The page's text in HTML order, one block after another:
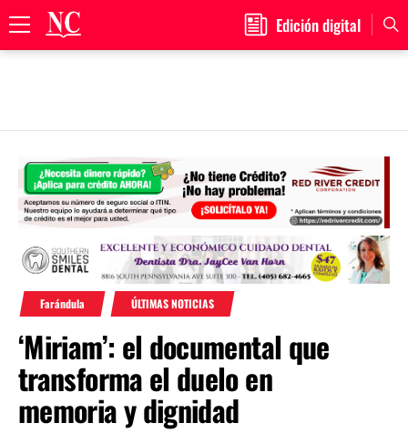
content
Edición digital
Farándula ÚLTIMAS NOTICIAS
‘Miriam’: el documental que
transforma el duelo en
memoria y dignidad